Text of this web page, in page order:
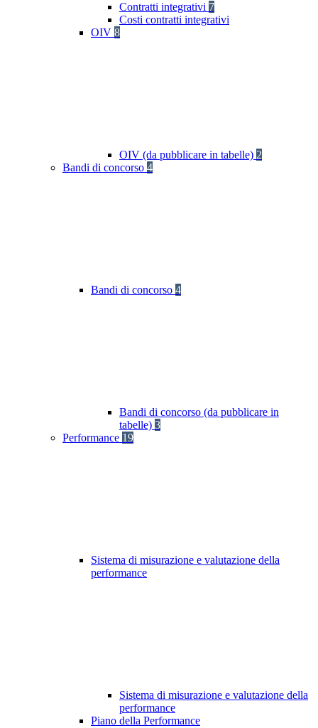
Contratti integrativi 7
Costi contratti integrativi
OIV 8
OIV (da pubblicare in tabelle) 2
Bandi di concorso 4
Bandi di concorso 4
Bandi di concorso (da pubblicare in
tabelle) 3
Performance 19
Sistema di misurazione e valutazione della
performance
Sistema di misurazione e valutazione della
performance
Piano della Performance